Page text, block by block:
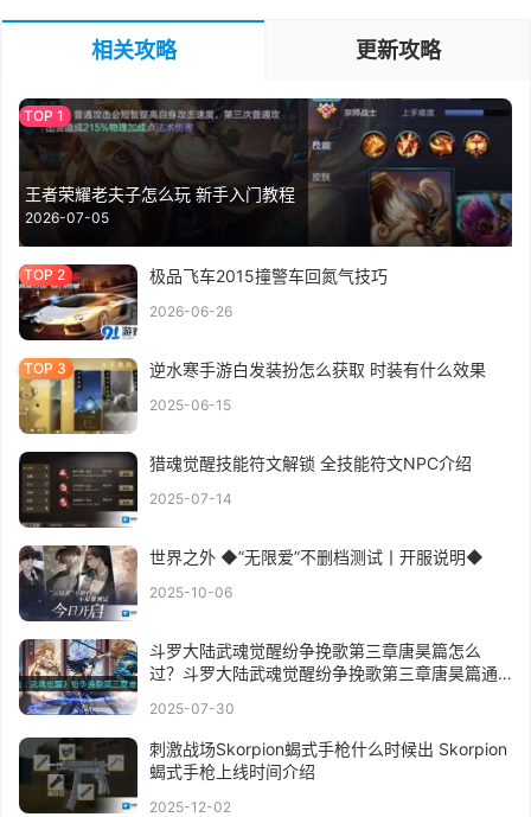
相关攻略 更新攻略
王者荣耀老夫子怎么玩 新手入门教程
2026-07-05
极品飞车2015撞警车回氮气技巧
2026-06-26
逆水寒手游白发装扮怎么获取 时装有什么效果
2025-06-15
猎魂觉醒技能符文解锁 全技能符文NPC介绍
2025-07-14
世界之外 ◆”无限爱”不删档测试丨开服说明◆
2025-10-06
斗罗大陆武魂觉醒纷争挽歌第三章唐昊篇怎么
过？斗罗大陆武魂觉醒纷争挽歌第三章唐昊篇通
2025-07-30
刺激战场Skorpion蝎式手枪什么时候出 Skorpion
蝎式手枪上线时间介绍
2025-12-02